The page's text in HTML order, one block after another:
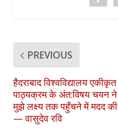
PREVIOUS
हैदराबाद विश्वविद्यालय एकीकृत
पाठ्यक्रम के अंत:विषय चयन ने
मुझे लक्ष्य तक पहुँचने में मदद की
— वासुदेव रवि